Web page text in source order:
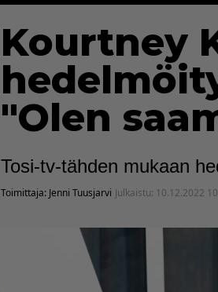
Kourtney
"Olen
Tosi-tv-tähden mukaan
Toimittaja: Jenni Tuusjarvi Julkaistu: 10.12.2022